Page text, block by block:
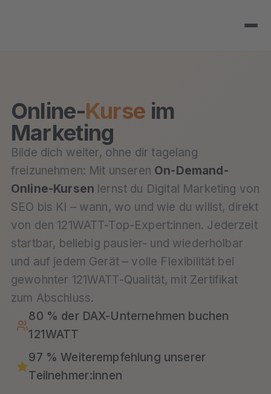
Online-Kurse im
Marketing
Bilde dich weiter, ohne dir tagelang
freizunehmen: Mit unseren On-Demand-
Online-Kursen lernst du Digital Marketing von
SEO bis KI – wann, wo und wie du willst, direkt
von den 121WATT-Top-Expert:innen. Jederzeit
startbar, beliebig pausier- und wiederholbar
und auf jedem Gerät – volle Flexibilität bei
gewohnter 121WATT-Qualität, mit Zertifikat
zum Abschluss.
80 % der DAX-Unternehmen buchen
121WATT
97 % Weiterempfehlung unserer
Teilnehmer:innen